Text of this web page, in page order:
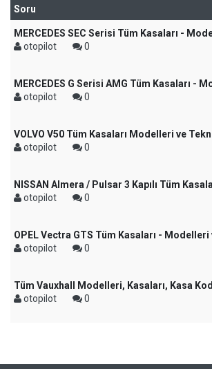
Soru
MERCEDES SEC Serisi Tüm Kasaları -
otopilot
0
MERCEDES G Serisi AMG Tüm Kasaları -
otopilot
0
VOLVO V50 Tüm Kasaları Modelleri ve
otopilot
0
NISSAN Almera / Pulsar 3 Kapılı Tüm
otopilot
0
OPEL Vectra GTS Tüm Kasaları -
otopilot
0
Tüm Vauxhall Modelleri, Kasaları, Kasa
otopilot
0